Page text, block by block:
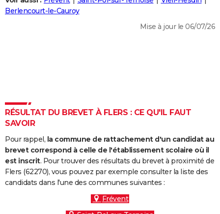
Destinations
City break
Voyage nature
Voyage de noces
Forum
Climat
+
PHOTO
Dictionnaire
Biographies
Citations
Expressions
Proverbes
PROGRAMME TV
S'inscrire
Se connecter
Lycées
Collèges
Primaires
Universités
Entreprises
Service militaire
Avis de recherche
AVIS DE DÉCÈS
FORUM
Berlencourt-le-Cauroy
Mise à jour le 06/07/26
RÉSULTAT DU BREVET À FLERS : CE QU'IL FAUT
SAVOIR
Pour rappel, la commune de rattachement d'un candidat au
brevet correspond à celle de l'établissement scolaire où il
est inscrit. Pour trouver des résultats du brevet à proximité de
Flers (62270), vous pouvez par exemple consulter la liste des
candidats dans l'une des communes suivantes :
Frévent